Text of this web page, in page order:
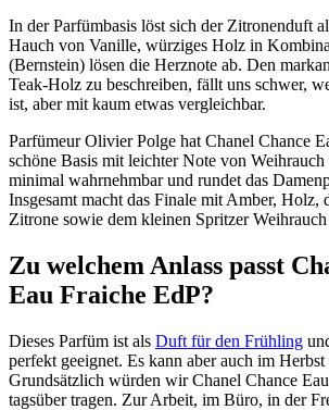
In der Parfümbasis löst sich der Zitronenduft
Hauch von Vanille, würziges Holz in
(Bernstein) lösen die Herznote ab. Den
Teak-Holz zu beschreiben, fällt uns schwer,
ist, aber mit kaum etwas vergleichbar.
Parfümeur Olivier Polge hat Chanel Chance
schöne Basis mit leichter Note von
minimal wahrnehmbar und rundet das
Insgesamt macht das Finale mit Amber, Holz,
Zitrone sowie dem kleinen Spritzer
Zu welchem Anlass passt
Eau Fraiche EdP?
Dieses Parfüm ist als Duft für den Frühling
perfekt geeignet. Es kann aber auch im Herbst
Grundsätzlich würden wir Chanel Chance
tagsüber tragen. Zur Arbeit, im Büro, in der